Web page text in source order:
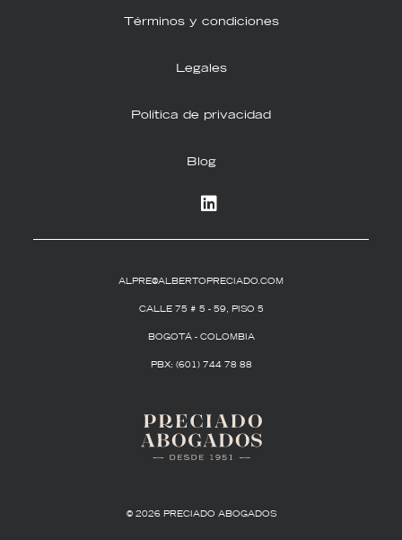
Términos y condiciones
Legales
Política de privacidad
Blog
in
ALPRE@ALBERTOPRECIADO.COM
CALLE 75 # 5 - 59, PISO 5
BOGOTÁ - COLOMBIA
PBX: (601) 744 78 88
© 2026 PRECIADO ABOGADOS